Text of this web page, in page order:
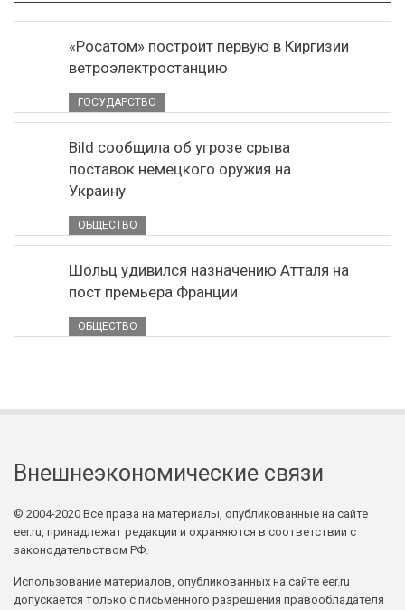
«Росатом» построит первую в Киргизии
ветроэлектростанцию
ГОСУДАРСТВО
Bild сообщила об угрозе срыва
поставок немецкого оружия на
Украину
ОБЩЕСТВО
Шольц удивился назначению Атталя на
пост премьера Франции
ОБЩЕСТВО
Внешнеэкономические связи
© 2004-2020 Все права на материалы, опубликованные на сайте
eer.ru, принадлежат редакции и охраняются в соответствии с
законодательством РФ.
Использование материалов, опубликованных на сайте eer.ru
допускается только с письменного разрешения правообладателя